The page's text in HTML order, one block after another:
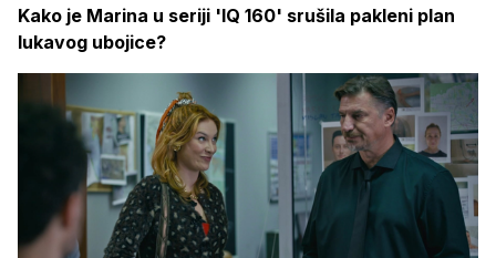
Kako je Marina u seriji 'IQ 160' srušila pakleni plan
lukavog ubojice?